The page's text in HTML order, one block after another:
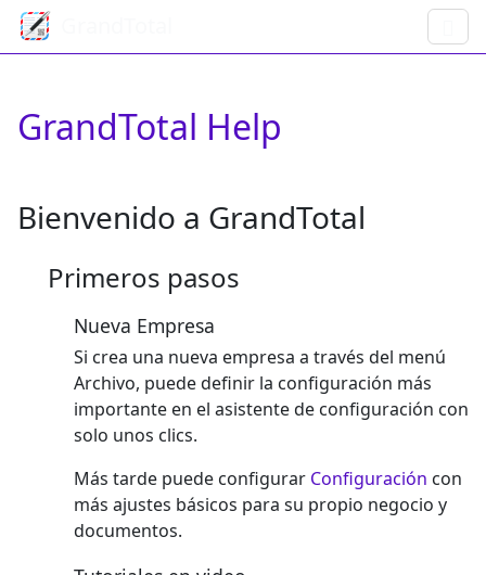
GrandTotal Help
Bienvenido a GrandTotal
Primeros pasos
Nueva Empresa
Si crea una nueva empresa a través del menú
Archivo, puede definir la configuración más
importante en el asistente de configuración con
solo unos clics.
Más tarde puede configurar Configuración con
más ajustes básicos para su propio negocio y
documentos.